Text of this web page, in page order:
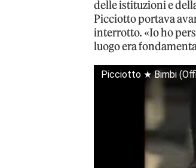
delle istituzioni e
Picciotto portava
interrotto. «Io ho
luogo era
Picciotto ★ Bimbi